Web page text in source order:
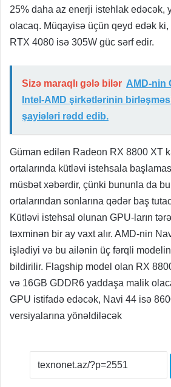
25% daha az enerji istehlak edəcək,
olacaq. Müqayisə üçün qeyd edək
RTX 4080 isə 305W güc sərf edir.
Sizə maraqlı gələ bilər AMD-nin
Intel-AMD şirkətlərinin
şayiələri rədd edib.
Güman edilən Radeon RX 8800 XT
ortalarında kütləvi istehsala
müsbət xəbərdir, çünki bununla da
ortalarından sonlarına qədər baş
Kütləvi istehsal olunan GPU-ların
təxminən bir ay vaxt alır. AMD-nin
işlədiyi və bu ailənin üç fərqli
bildirilir. Flagship model olan RX
və 16GB GDDR6 yaddaşa malik
GPU istifadə edəcək, Navi 44 isə
versiyalarına yönəldiləcək